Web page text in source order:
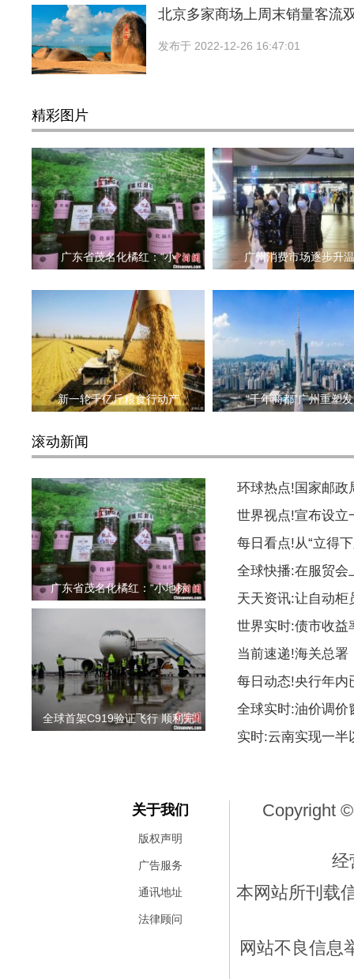
北京多家商场上周末销量客流
发布于 2022-12-26 16:47:01
精彩图片
广东省茂名化橘红：“小 广州消费市场逐步升温
新一轮千亿斤粮食行动产 “千年商都”广州重塑发
滚动新闻
广东省茂名化橘红：“小地标
全球首架C919验证飞行 顺利完
环球热点!国家邮政
世界视点!宣布设立
每日看点!从“立得
全球快播:在服贸会
天天资讯:让自动柜
世界实时:债市收益
当前速递!海关总署
每日动态!央行年内
全球实时:油价调价
实时:云南实现一半
关于我们
版权声明
广告服务
通讯地址
法律顾问
Copyright
经
本网站所刊载
网站不良信息